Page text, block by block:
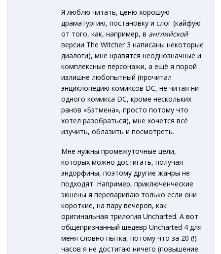
Я люблю читать, ценю хорошую
драматургию, постановку и слог (кайфую
от того, как, например, в английской
версии The Witcher 3 написаны некоторые
диалоги), мне нравятся неоднозначные и
комплексные персонажи, а ещё я порой
излишне любопытный (прочитал
энциклопедию комиксов DC, не читая ни
одного комикса DC, кроме нескольких
ранов «Бэтмена», просто потому что
хотел разобраться), мне хочется всё
изучить, облазить и посмотреть.
Мне нужны промежуточные цели,
которых можно достигать, получая
эндорфины, поэтому другие жанры не
подходят. Например, приключенческие
экшены я перевариваю только если они
короткие, на пару вечеров, как
оригинальная трилогия Uncharted. А вот
общепризнанный шедевр Uncharted 4 для
меня словно пытка, потому что за 20 (!)
часов я не достигаю ничего (повышение